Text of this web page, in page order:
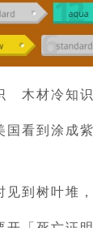
木材冷知识
国看到涂成
见到树叶堆